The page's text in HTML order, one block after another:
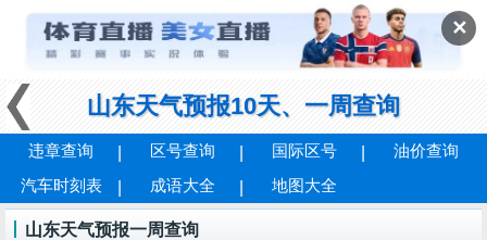
✕
山东天气预报10天、一周查询
违章查询 区号查询 国际区号
油价查询
汽车时刻表
成语大全 地图大全
山东天气预报一周查询